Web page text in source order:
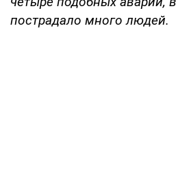
пострадало много людей.